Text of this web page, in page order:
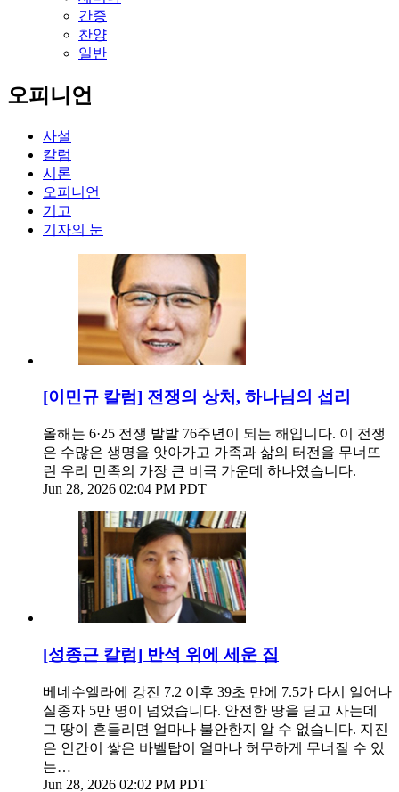
간증
찬양
일반
오피니언
사설
칼럼
시론
오피니언
기고
기자의 눈
[이민규 칼럼] 전쟁의 상처, 하나님의 섭리
올해는 6·25 전쟁 발발 76주년이 되는 해입니다. 이 전쟁
은 수많은 생명을 앗아가고 가족과 삶의 터전을 무너뜨
린 우리 민족의 가장 큰 비극 가운데 하나였습니다.
Jun 28, 2026 02:04 PM PDT
[성종근 칼럼] 반석 위에 세운 집
베네수엘라에 강진 7.2 이후 39초 만에 7.5가 다시 일어나
실종자 5만 명이 넘었습니다. 안전한 땅을 딛고 사는데
그 땅이 흔들리면 얼마나 불안한지 알 수 없습니다. 지진
은 인간이 쌓은 바벨탑이 얼마나 허무하게 무너질 수 있
는…
Jun 28, 2026 02:02 PM PDT